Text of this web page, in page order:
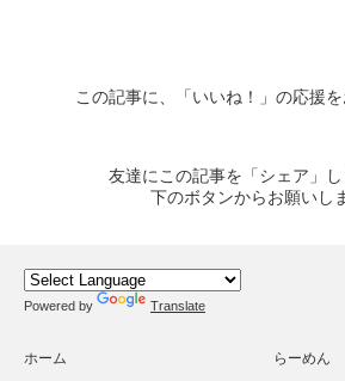
この記事に、「いいね！」の応援を
友達にこの記事を「シェア」し
下のボタンからお願いし
Powered by Translate
ホーム らーめん